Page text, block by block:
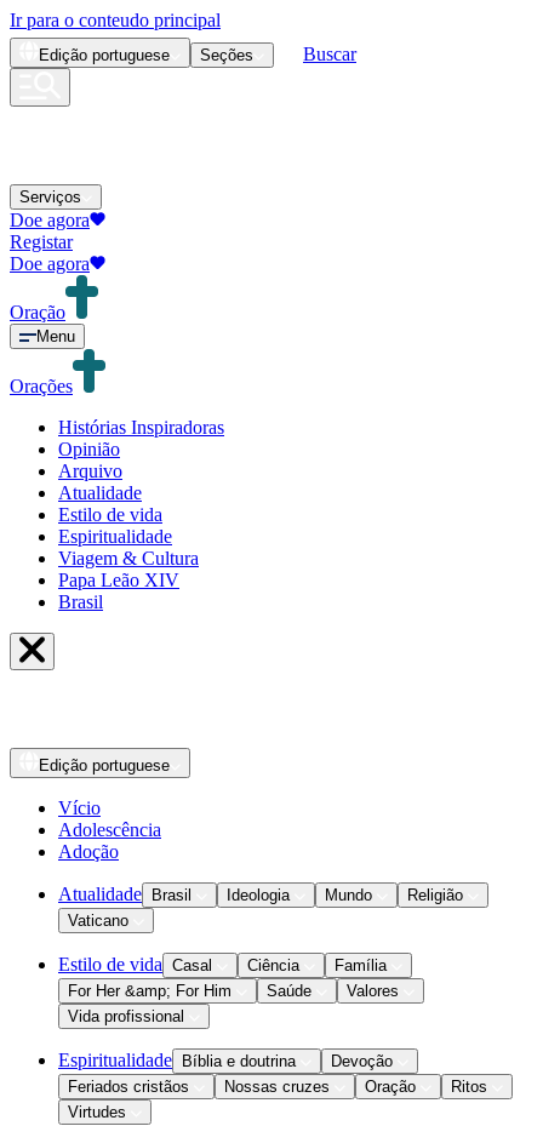
Ir para o conteudo principal
Edição portuguese Seções Buscar
Serviços
Doe agora
Registar
Doe agora
Oração
Menu
Orações
Histórias Inspiradoras
Opinião
Arquivo
Atualidade
Estilo de vida
Espiritualidade
Viagem & Cultura
Papa Leão XIV
Brasil
Edição portuguese
Vício
Adolescência
Adoção
Atualidade Brasil Ideologia Mundo
Religião
Vaticano
Estilo de vida Casal Ciência
Família
For Her &amp; For Him
Saúde
Valores
Vida profissional
Espiritualidade Bíblia e doutrina
Devoção
Feriados cristãos
Nossas cruzes Oração
Ritos
Virtudes